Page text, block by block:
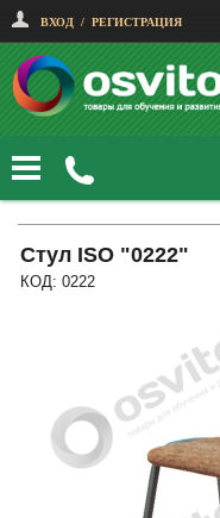
ВХОД / РЕГИСТРАЦИЯ
Стул ISO "0222"
КОД: 0222